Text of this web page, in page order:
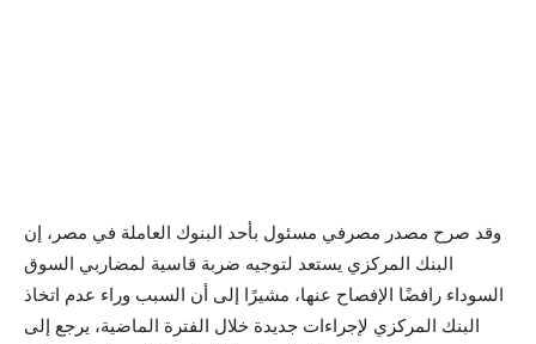
وقد صرح مصدر مصرفي مسئول بأحد البنوك العاملة في مصر، إن
البنك المركزي يستعد لتوجيه ضربة قاسية لمضاربي السوق
السوداء رافضًا الإفصاح عنها، مشيرًا إلى أن السبب وراء عدم اتخاذ
البنك المركزي لإجراءات جديدة خلال الفترة الماضية، يرجع إلى